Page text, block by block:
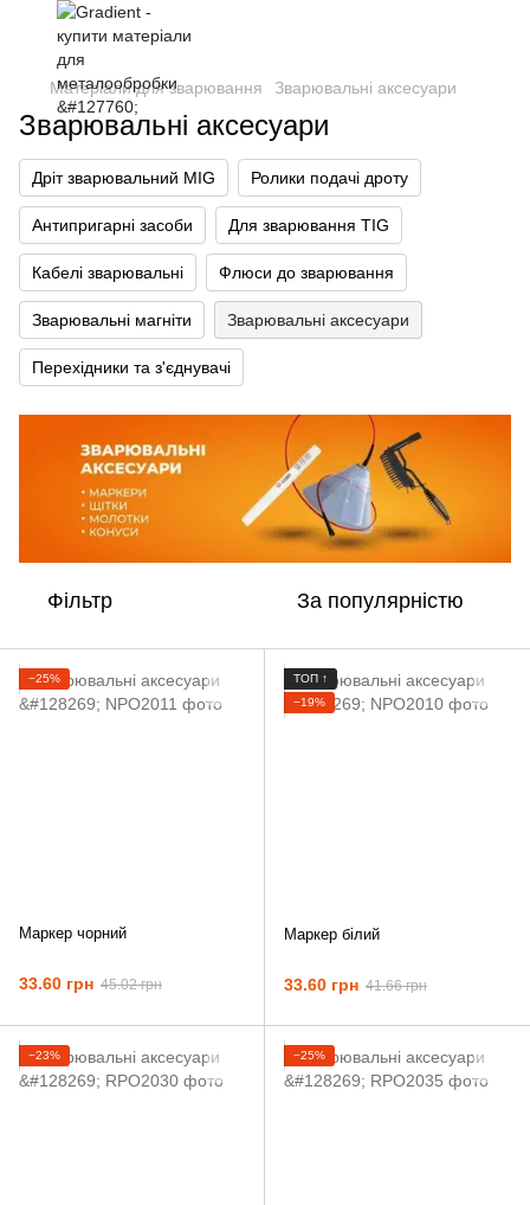
Матеріали для зварювання Зварювальні аксесуари
Зварювальні аксесуари
Дріт зварювальний MIG Ролики подачі дроту
Антипригарні засоби Для зварювання TIG
Кабелі зварювальні Флюси до зварювання
Зварювальні магніти Зварювальні аксесуари
Перехідники та з'єднувачі
Фільтр За популярністю
−25%
Маркер чорний
33.60 грн 45.02 грн
ТОП ↑
−19%
Маркер білий
33.60 грн 41.66 грн
−23% −25%